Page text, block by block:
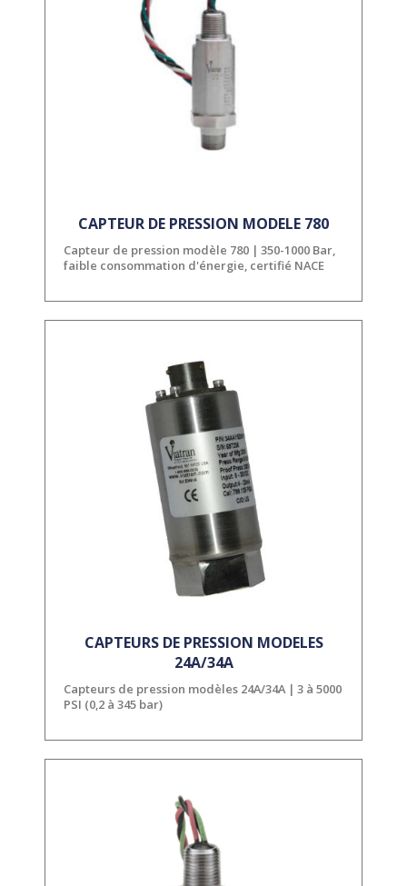
CAPTEUR DE PRESSION MODELE 780
Capteur de pression modèle 780 | 350-1000 Bar,
faible consommation d'énergie, certifié NACE
CAPTEURS DE PRESSION MODELES
24A/34A
Capteurs de pression modèles 24A/34A | 3 à 5000
PSI (0,2 à 345 bar)